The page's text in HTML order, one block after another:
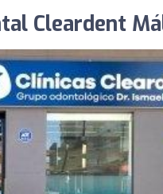
Cleardent